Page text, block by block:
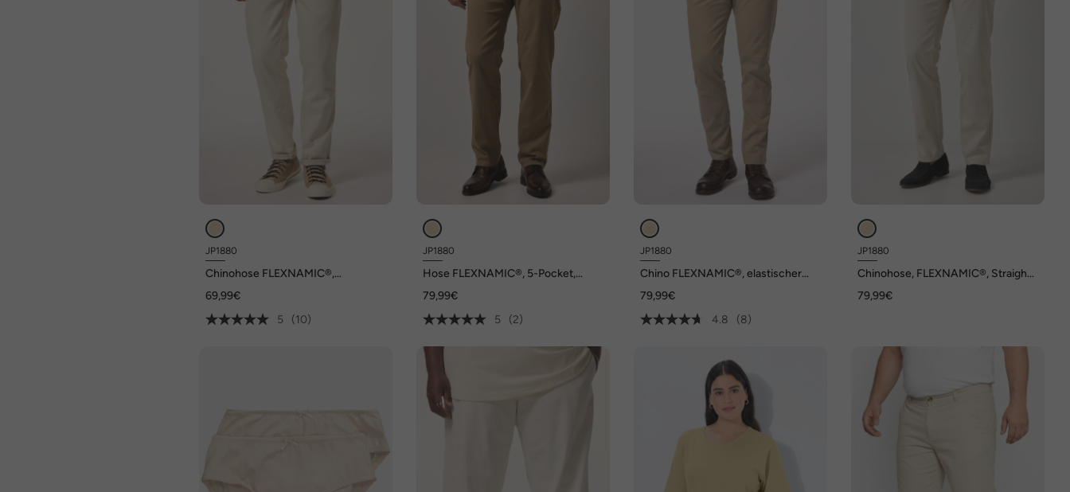
JP1880
Chinohose FLEXNAMIC®,
69,99€
5
(10)
JP1880
Hose FLEXNAMIC®, 5-Pocket,
79,99€
5
(2)
JP1880
Chino FLEXNAMIC®, elastischer
79,99€
4.8
(8)
JP1880
Chinohose, FLEXNAMIC®, Straight
79,99€